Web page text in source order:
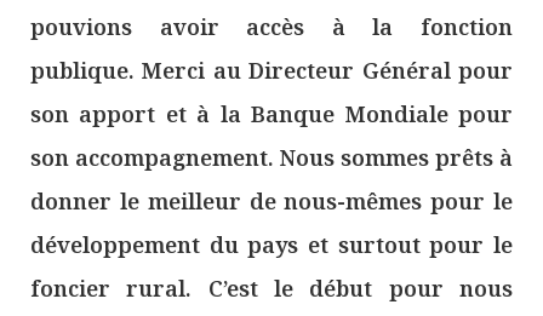
pouvions avoir accès à la fonction
publique. Merci au Directeur Général pour
son apport et à la Banque Mondiale pour
son accompagnement. Nous sommes prêts à
donner le meilleur de nous-mêmes pour le
développement du pays et surtout pour le
foncier rural. C’est le début pour nous